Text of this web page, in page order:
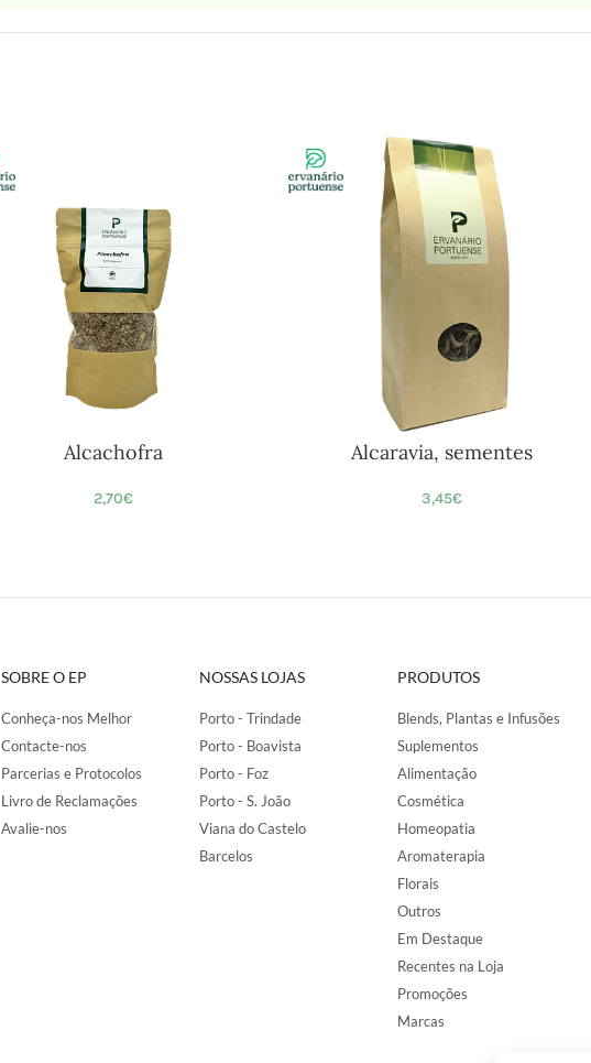
Alcachofra
2,70€
Alcaravia, sementes
3,45€
SOBRE O EP
Conheça-nos Melhor
Contacte-nos
Parcerias e Protocolos
Livro de Reclamações
Avalie-nos
NOSSAS LOJAS
Porto - Trindade
Porto - Boavista
Porto - Foz
Porto - S. João
Viana do Castelo
Barcelos
PRODUTOS
Blends, Plantas e Infusões
Suplementos
Alimentação
Cosmética
Homeopatia
Aromaterapia
Florais
Outros
Em Destaque
Recentes na Loja
Promoções
Marcas